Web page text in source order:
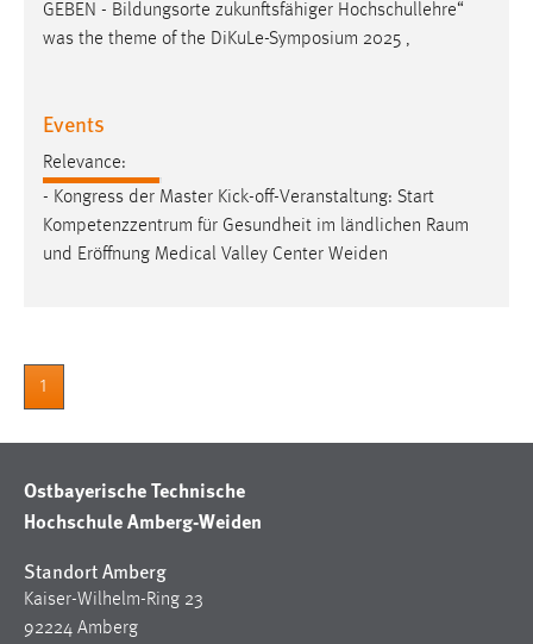
GEBEN - Bildungsorte zukunftsfähiger Hochschullehre“
was the theme of the DiKuLe-Symposium 2025 ,
Events
Relevance:
- Kongress der Master Kick-off-Veranstaltung: Start
Kompetenzzentrum für Gesundheit im ländlichen Raum
und Eröffnung Medical Valley Center Weiden
1
Ostbayerische Technische
Hochschule Amberg-Weiden
Standort Amberg
Kaiser-Wilhelm-Ring 23
92224 Amberg